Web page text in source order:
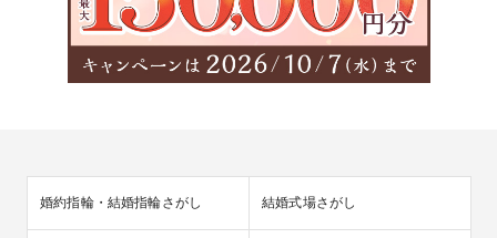
婚約指輪・結婚指輪さがし 結婚式場さがし